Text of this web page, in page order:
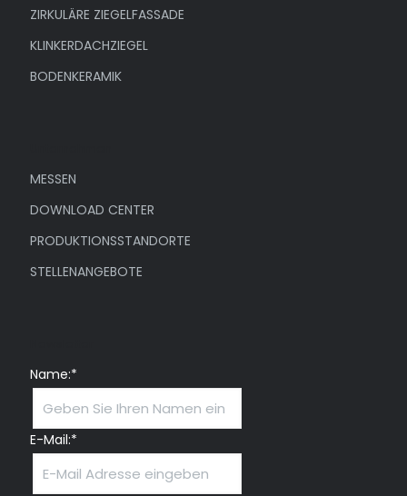
ZIRKULÄRE ZIEGELFASSADE
KLINKERDACHZIEGEL
BODENKERAMIK
MESSEN
DOWNLOAD CENTER
PRODUKTIONSSTANDORTE
STELLENANGEBOTE
Name:*
E-Mail:*